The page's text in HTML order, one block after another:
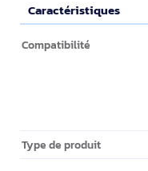
Caractéristiques
Caractéristiques
Compatibilité
Type de produit